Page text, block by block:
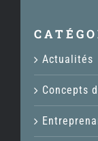
Actualités
Concepts